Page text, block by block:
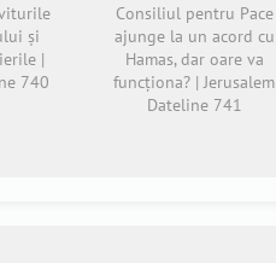
și
|
740
Consiliul pentru Pace
ajunge la un acord cu
Hamas, dar oare va
funcționa? | Jerusalem
Dateline 741